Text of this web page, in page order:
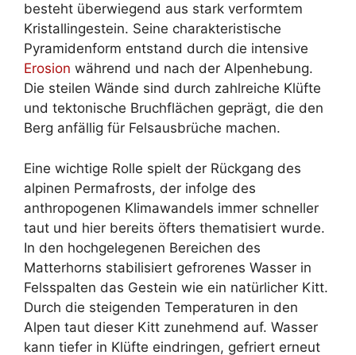
besteht überwiegend aus stark verformtem
Kristallingestein. Seine charakteristische
Pyramidenform entstand durch die intensive
Erosion während und nach der Alpenhebung.
Die steilen Wände sind durch zahlreiche Klüfte
und tektonische Bruchflächen geprägt, die den
Berg anfällig für Felsausbrüche machen.
Eine wichtige Rolle spielt der Rückgang des
alpinen Permafrosts, der infolge des
anthropogenen Klimawandels immer schneller
taut und hier bereits öfters thematisiert wurde.
In den hochgelegenen Bereichen des
Matterhorns stabilisiert gefrorenes Wasser in
Felsspalten das Gestein wie ein natürlicher Kitt.
Durch die steigenden Temperaturen in den
Alpen taut dieser Kitt zunehmend auf. Wasser
kann tiefer in Klüfte eindringen, gefriert erneut